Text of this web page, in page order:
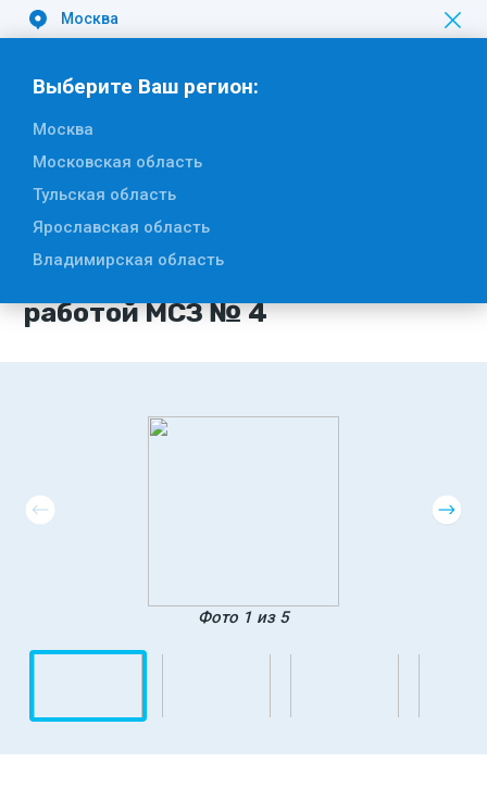
Москва
Выберите Ваш регион:
Москва
Московская область
Тульская область
Ярославская область
Владимирская область
Студенты МГТУ им. Н.Э.
работой МСЗ № 4
Фото 1 из 5